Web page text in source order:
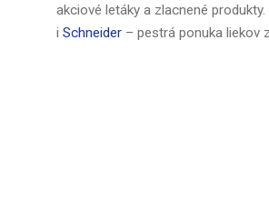
akciové letáky a zlacnené
i Schneider – pestrá ponuka liekov